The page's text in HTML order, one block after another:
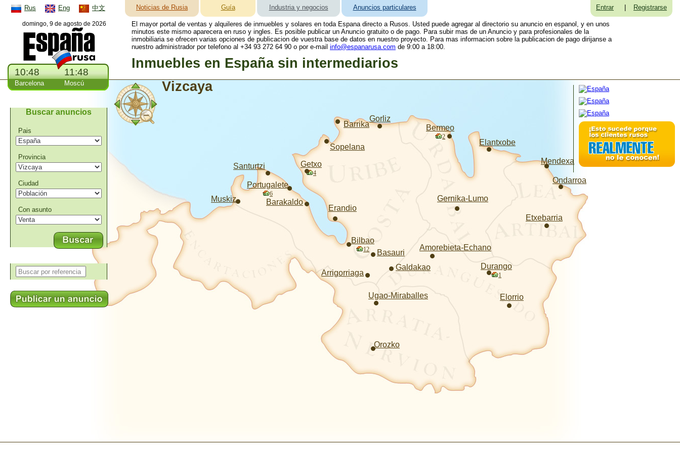
Rus Eng 中文 Noticias de Rusia Guía Industria y negocios Anuncios particulares Entrar Registrarse
domingo, 9 de agosto de 2026
10:48
Barcelona
11:48
Moscú
El mayor portal de ventas y alquileres de inmuebles y solares en toda Espana directo a Rusos. Usted puede agregar al directorio su anuncio en espanol, y en unos
minutos este mismo aparecera en ruso y ingles. Es posible publicar un Anuncio gratuito o de pago. Para subir mas de un Anuncio y para profesionales de la
inmobiliaria se ofrecen varias opciones de publicacion de vuestra base de datos en nuestro proyecto. Para mas informacion sobre la publicacion de pago dirijanse a
nuestro administrador por telefono al +34 93 272 64 90 o por e-mail info@espanarusa.com de 9:00 a 18:00.
Inmuebles en España sin intermediarios
Vizcaya
Amorebieta-Echano
Arrigorriaga
Barakaldo
Barrika
Basauri
Bermeo
2
Bilbao
12
Durango
1
Elantxobe
Elorrio
Erandio
Etxebarria
Galdakao
Gernika-Lumo
Getxo
4
Gorliz
Mendexa
Muskiz
Ondarroa
Orozko
Portugalete
6
Santurtzi
Sopelana
Ugao-Miraballes
Buscar anuncios
Pais
Provincia
Ciudad
Con asunto